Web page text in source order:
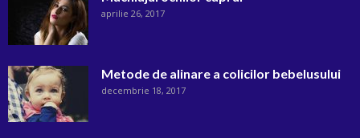
aprilie 26, 2017
Metode de alinare a colicilor bebelusului
decembrie 18, 2017